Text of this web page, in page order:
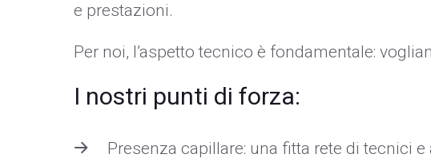
e prestazioni.
Per noi, l’aspetto tecnico è fondamentale:
I nostri punti di forza:
Presenza capillare: una fitta rete di tecnici